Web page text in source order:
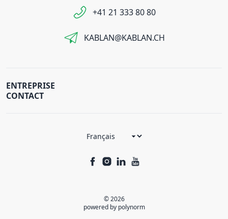
+41 21 333 80 80
KABLAN@KABLAN.CH
ENTREPRISE
CONTACT
© 2026
powered by polynorm